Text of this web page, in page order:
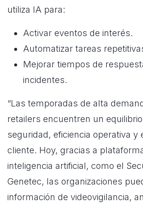
utiliza IA para:
Activar eventos de interés.
Automatizar tareas
Mejorar tiempos de
incidentes.
“Las temporadas de alta
retailers encuentren un
seguridad, eficiencia operativa y
cliente. Hoy, gracias a
inteligencia artificial, como el
Genetec, las organizaciones
información de videovigilancia,